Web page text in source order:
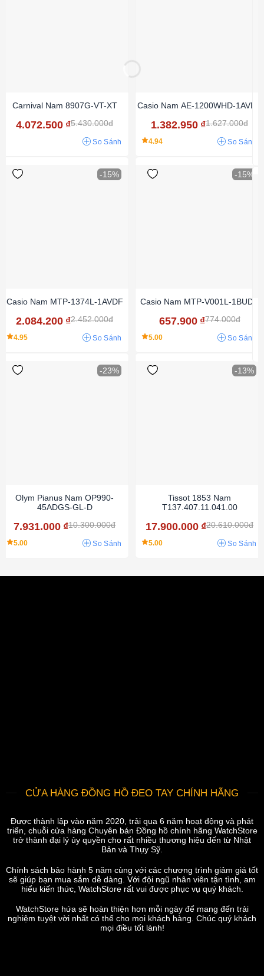
Carnival Nam 8907G-VT-XT
4.072.500 ₫5.430.000đ
So Sánh
Casio Nam AE-1200WHD-1AVDF
1.382.950 ₫1.627.000đ
4.94 So Sánh
-15%
Casio Nam MTP-1374L-1AVDF
2.084.200 ₫2.452.000đ
4.95 So Sánh
-15%
Casio Nam MTP-V001L-1BUDF
657.900 ₫774.000đ
5.00 So Sánh
-23%
Olym Pianus Nam OP990-
45ADGS-GL-D
7.931.000 ₫10.300.000đ
5.00 So Sánh
-13%
Tissot 1853 Nam
T137.407.11.041.00
17.900.000 ₫20.610.000đ
5.00 So Sánh
CỬA HÀNG ĐỒNG HỒ ĐEO TAY CHÍNH HÃNG
Được thành lập vào năm 2020, trải qua 6 năm hoạt động và phát
triển, chuỗi cửa hàng Chuyên bán Đồng hồ chính hãng WatchStore
trở thành đại lý ủy quyền cho rất nhiều thương hiệu đến từ Nhật
Bản và Thụy Sỹ.
Chính sách bảo hành 5 năm cùng với các chương trình giảm giá tốt
sẽ giúp bạn mua sắm dễ dàng. Với đội ngũ nhân viên tận tình, am
hiểu kiến thức, WatchStore rất vui được phục vụ quý khách.
WatchStore hứa sẽ hoàn thiện hơn mỗi ngày để mang đến trải
nghiệm tuyệt vời nhất có thể cho mọi khách hàng. Chúc quý khách
mọi điều tốt lành!